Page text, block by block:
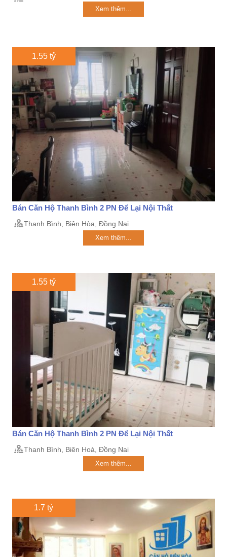
Xem thêm...
1.55 tỷ
Bán Căn Hộ Thanh Bình 2 PN Để Lại Nội Thất
Thanh Bình, Biên Hòa, Đồng Nai
Xem thêm...
1.55 tỷ
Bán Căn Hộ Thanh Bình 2 PN Để Lại Nội Thất
Thanh Bình, Biên Hoà, Đồng Nai
Xem thêm...
1.7 tỷ